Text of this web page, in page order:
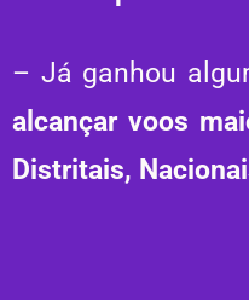
– Já ganhou
alcançar voos
Distritais,